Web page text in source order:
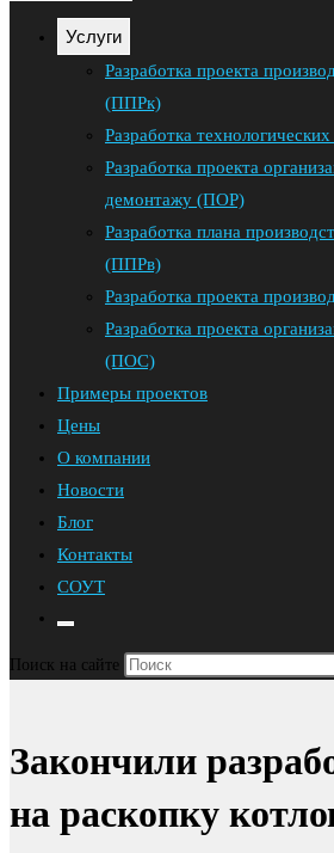
веб-
Услуги
Разработка проекта
(ППРк)
Разработка технологических
Разработка проекта
демонтажу (ПОР)
Разработка плана
(ППРв)
Разработка проекта
Разработка проекта
(ПОС)
Примеры проектов
Цены
О компании
Новости
Блог
Контакты
СОУТ
Переключить
по
веб-
Поиск на сайте
Закончили
на раскопку